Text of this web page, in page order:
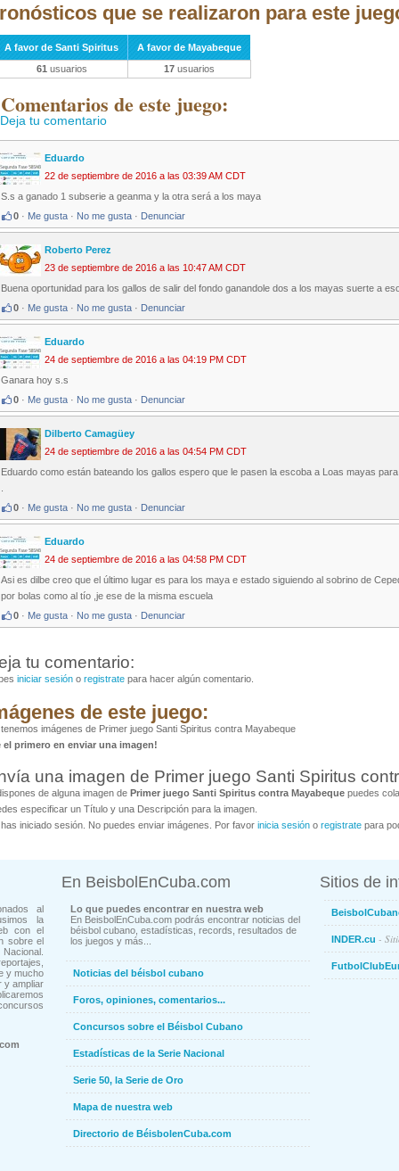
que se realizaron para este
A favor de Santi Spiritus
A favor de Mayabeque
61 usuarios 17 usuarios
de este juego:
Deja tu comentario
Eduardo
22 de septiembre de 2016 a las 03:39 AM CDT
S.s a ganado 1 subserie a geanma y la otra será a los maya
0 · Me gusta · No me gusta · Denunciar
Roberto Perez
23 de septiembre de 2016 a las 10:47 AM CDT
Buena oportunidad para los gallos de salir del fondo ganandole dos a los mayas suerte a
0 · Me gusta · No me gusta · Denunciar
Eduardo
24 de septiembre de 2016 a las 04:19 PM CDT
Ganara hoy s.s
0 · Me gusta · No me gusta · Denunciar
Dilberto Camagüey
24 de septiembre de 2016 a las 04:54 PM CDT
Eduardo como están bateando los gallos espero que le pasen la escoba a Loas mayas
0 · Me gusta · No me gusta · Denunciar
Eduardo
24 de septiembre de 2016 a las 04:58 PM CDT
Asi es dilbe creo que el último lugar es para los maya e estado siguiendo al sobrino de
por bolas como al tío ,je ese de la misma escuela
0 · Me gusta · No me gusta · Denunciar
tu comentario:
iniciar sesión o registrate para hacer algún comentario.
de este juego:
imágenes de Primer juego Santi Spiritus contra Mayabeque
el primero en enviar una imagen!
una imagen de Primer juego Santi Spiritus
de alguna imagen de Primer juego Santi Spiritus contra Mayabeque puedes
especificar un Título y una Descripción para la imagen.
iniciado sesión. No puedes enviar imágenes. Por favor inicia sesión o registrate para
al
la
con el
sobre el
y mucho
y ampliar
En BeisbolEnCuba.com
Lo que puedes encontrar en nuestra web
En BeisbolEnCuba.com podrás encontrar noticias del
béisbol cubano, estadísticas, records, resultados de
los juegos y más...
Noticias del béisbol cubano
Foros, opiniones, comentarios...
Concursos sobre el Béisbol Cubano
Estadísticas de la Serie Nacional
Serie 50, la Serie de Oro
Mapa de nuestra web
Directorio de BéisbolenCuba.com
Sitios de
INDER.cu -